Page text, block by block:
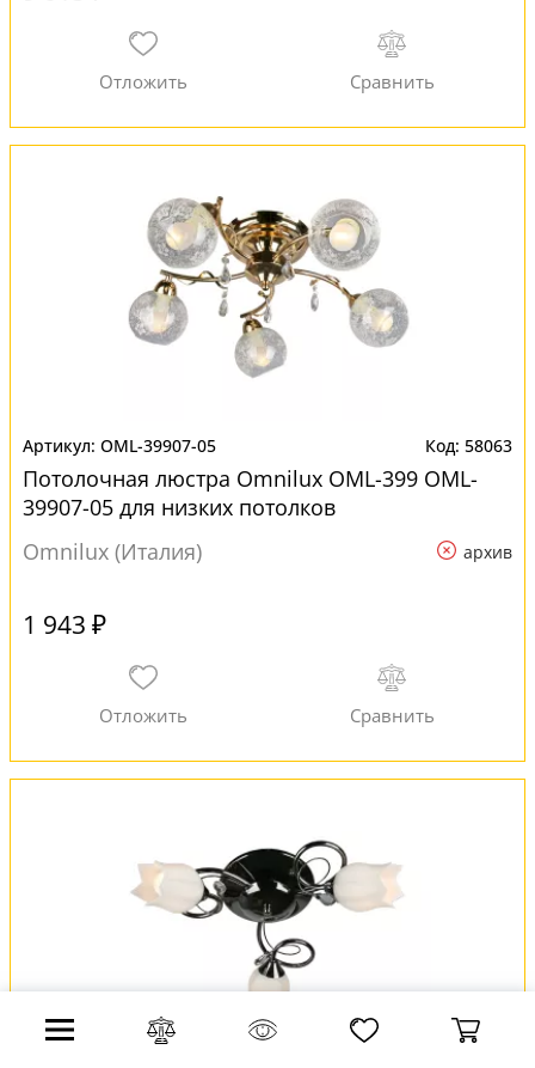
OML-39907-05 58063
Потолочная люстра Omnilux OML-399 OML-
39907-05 для низких потолков
Omnilux (Италия)
архив
1 943 ₽